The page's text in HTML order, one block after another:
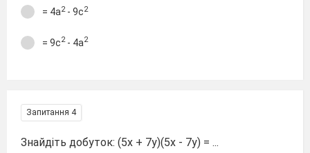
= 4а2- 9с2
= 9с2- 4а2
Запитання 4
Знайдіть добуток: (5х + 7у)(5х - 7у) = ...